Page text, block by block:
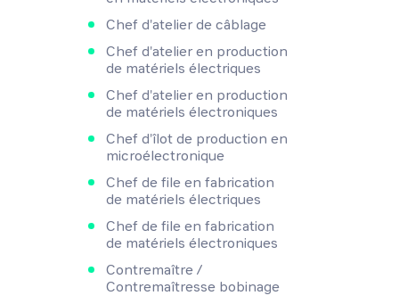
Chef d'atelier de câblage
Chef d'atelier en production
de matériels électriques
Chef d'atelier en production
de matériels électroniques
Chef d'îlot de production en
microélectronique
Chef de file en fabrication
de matériels électriques
Chef de file en fabrication
de matériels électroniques
Contremaître /
Contremaîtresse bobinage